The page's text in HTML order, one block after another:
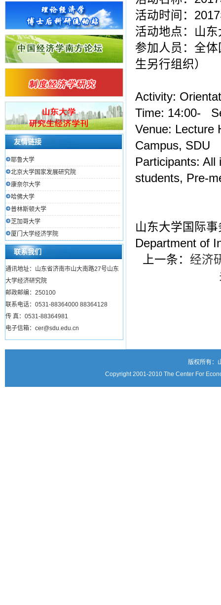
友情链接
耶鲁大学
北京大学国家发展研究院
康奈尔大学
哈佛大学
普林斯顿大学
芝加哥大学
厦门大学经济学院
联系我们
通讯地址：山东省济南市山大南路27号山东
大学经济研究院
邮政邮编：250100
联系电话：0531-88364000 88364128
传 真：0531-88364981
电子信箱：cer@sdu.edu.cn
活动时间：
活动地点：山
参加人员：全
生另行组织）
Activity:
Time: 14:00-
Venue: Lecture
Campus, SDU
Participants: All
students, Pre-
山东大学国际事
Department of
上一条： 经济
版权所有：
Copyright 2001-2010 The Center For